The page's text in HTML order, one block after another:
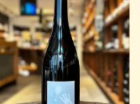
Add to
Wishlist